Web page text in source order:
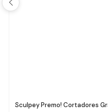
Sculpey Premo! Cortadores